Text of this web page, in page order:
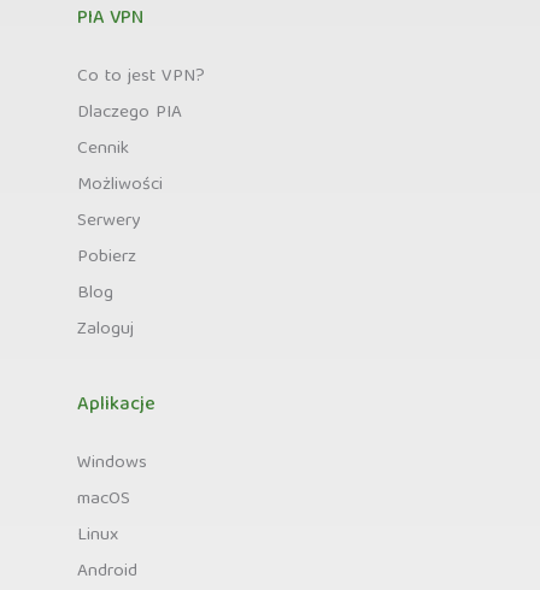
PIA VPN
Co to jest VPN?
Dlaczego PIA
Cennik
Możliwości
Serwery
Pobierz
Blog
Zaloguj
Aplikacje
Windows
macOS
Linux
Android